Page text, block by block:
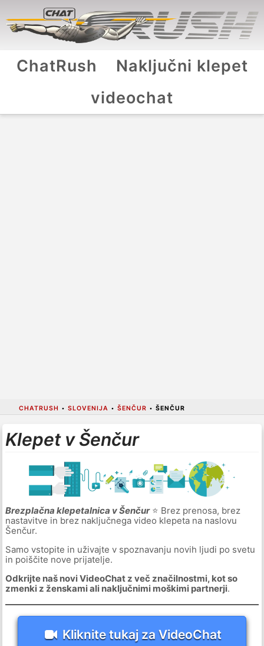
ChatRush
Naključni klepet
videochat
CHATRUSH • SLOVENIJA • ŠENČUR • ŠENČUR
Klepet v Šenčur
Brezplačna klepetalnica v Šenčur⭐ Brez prenosa, brez
nastavitve in brez naključnega video klepeta na naslovu
Šenčur.
Samo vstopite in uživajte v spoznavanju novih ljudi po svetu
in poiščite nove prijatelje.
Odkrijte naš novi VideoChat z več značilnostmi, kot so
zmenki z ženskami ali naključnimi moškimi partnerji.
Kliknite tukaj za VideoChat